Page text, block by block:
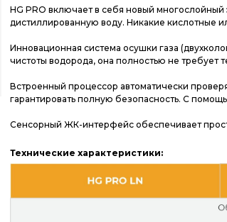
HG PRO включает в себя новый
дистиллированную воду. Никакие кислотные
Инновационная система осушки газа
чистоты водорода, она полностью не требует
Встроенный процессор автоматически
гарантировать полную безопасность. С
Сенсорный ЖК-интерфейс обеспечивает
Технические характеристики: